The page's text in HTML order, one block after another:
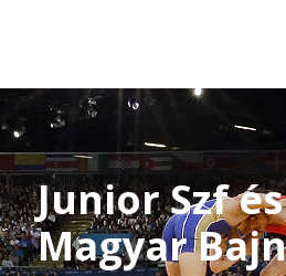
Junior Szf
Magyar